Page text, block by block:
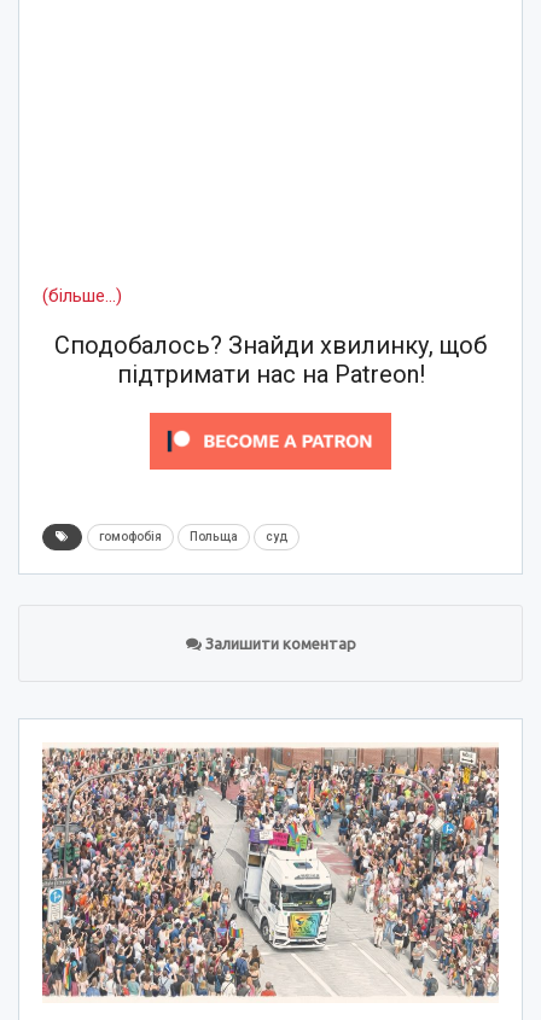
(більше…)
Сподобалось? Знайди хвилинку, щоб
підтримати нас на Patreon!
гомофобія Польща суд
Залишити коментар